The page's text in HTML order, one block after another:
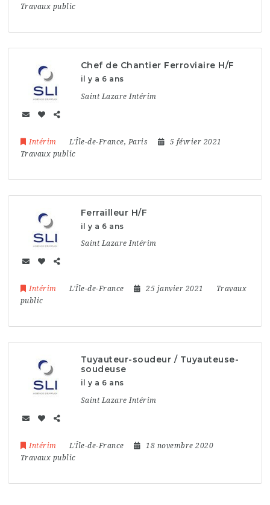
Travaux public
Chef de Chantier Ferroviaire H/F
il y a 6 ans
Saint Lazare Intérim
Intérim L'Île-de-France, Paris
5 février 2021
Travaux public
Ferrailleur H/F
il y a 6 ans
Saint Lazare Intérim
Intérim L'Île-de-France 25 janvier 2021
Travaux
public
Tuyauteur-soudeur / Tuyauteuse-
soudeuse
il y a 6 ans
Saint Lazare Intérim
Intérim L'Île-de-France
18 novembre 2020
Travaux public